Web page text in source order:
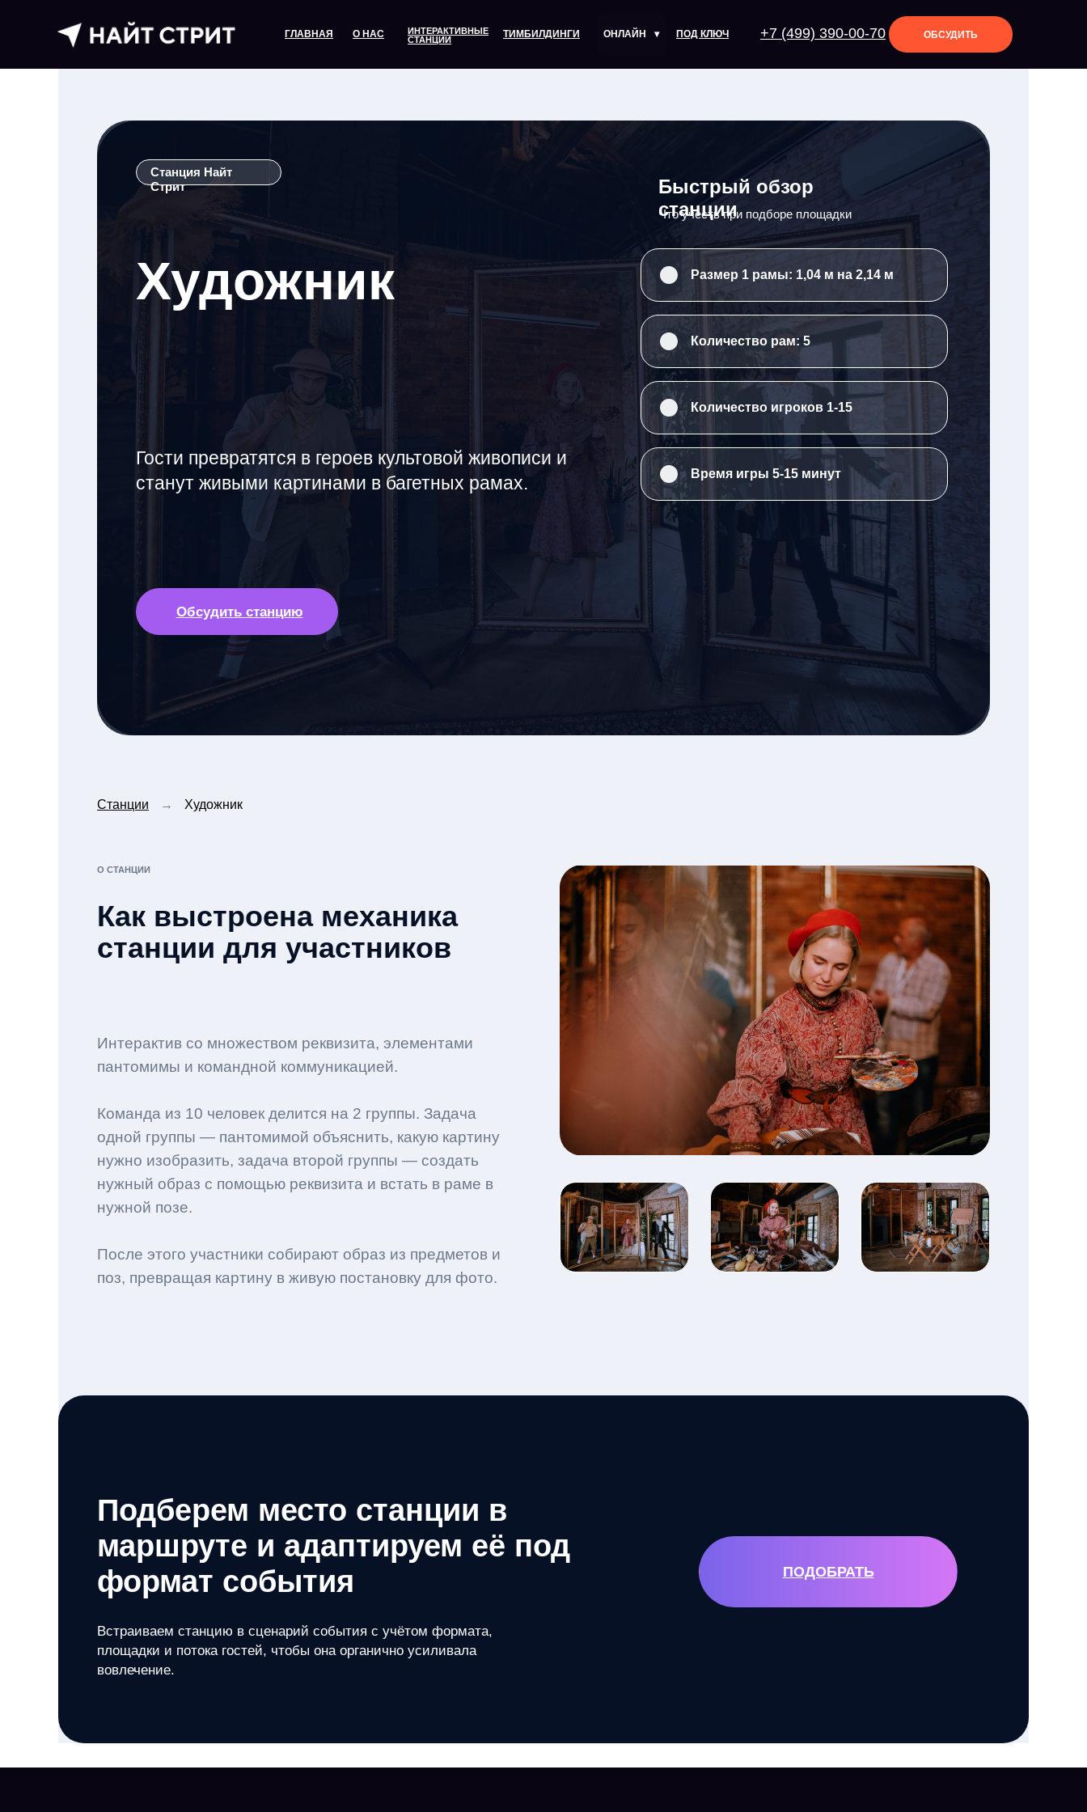
+7 (499) 390-00-70 ОБСУДИТЬ
ПОД КЛЮЧ
▾
ОНЛАЙН
ТИМБИЛДИНГИ
ИНТЕРАКТИВНЫЕ
СТАНЦИИ
О НАС
ГЛАВНАЯ
Станция Найт
Стрит
Художник
Гости превратятся в героев культовой живописи и
станут живыми картинами в багетных рамах.
Обсудить станцию
Размер 1 рамы: 1,04 м на 2,14 м
Быстрый обзор
станции
Что учесть при подборе площадки
Количество рам: 5
Количество игроков 1-15
Время игры 5-15 минут
Станции Художник
→
О СТАНЦИИ
Как выстроена механика
станции для участников
Интерактив со множеством реквизита, элементами
пантомимы и командной коммуникацией.
Команда из 10 человек делится на 2 группы. Задача
одной группы — пантомимой объяснить, какую картину
нужно изобразить, задача второй группы — создать
нужный образ с помощью реквизита и встать в раме в
нужной позе.
После этого участники собирают образ из предметов и
поз, превращая картину в живую постановку для фото.
Подберем место станции в
маршруте и адаптируем её под
формат события
Встраиваем станцию в сценарий события с учётом формата,
площадки и потока гостей, чтобы она органично усиливала
вовлечение.
ПОДОБРАТЬ